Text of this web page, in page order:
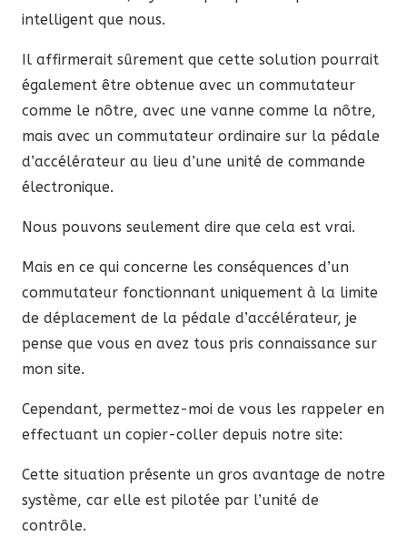
intelligent que nous.
Il affirmerait sûrement que cette solution pourrait
également être obtenue avec un commutateur
comme le nôtre, avec une vanne comme la nôtre,
mais avec un commutateur ordinaire sur la pédale
d’accélérateur au lieu d’une unité de commande
électronique.
Nous pouvons seulement dire que cela est vrai.
Mais en ce qui concerne les conséquences d’un
commutateur fonctionnant uniquement à la limite
de déplacement de la pédale d’accélérateur, je
pense que vous en avez tous pris connaissance sur
mon site.
Cependant, permettez-moi de vous les rappeler en
effectuant un copier-coller depuis notre site:
Cette situation présente un gros avantage de notre
système, car elle est pilotée par l’unité de
contrôle.